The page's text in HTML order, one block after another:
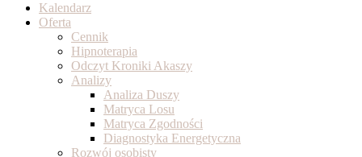
Kalendarz
Oferta
Cennik
Hipnoterapia
Odczyt Kroniki Akaszy
Analizy
Analiza Duszy
Matryca Losu
Matryca Zgodności
Diagnostyka Energetyczna
Rozwój osobisty